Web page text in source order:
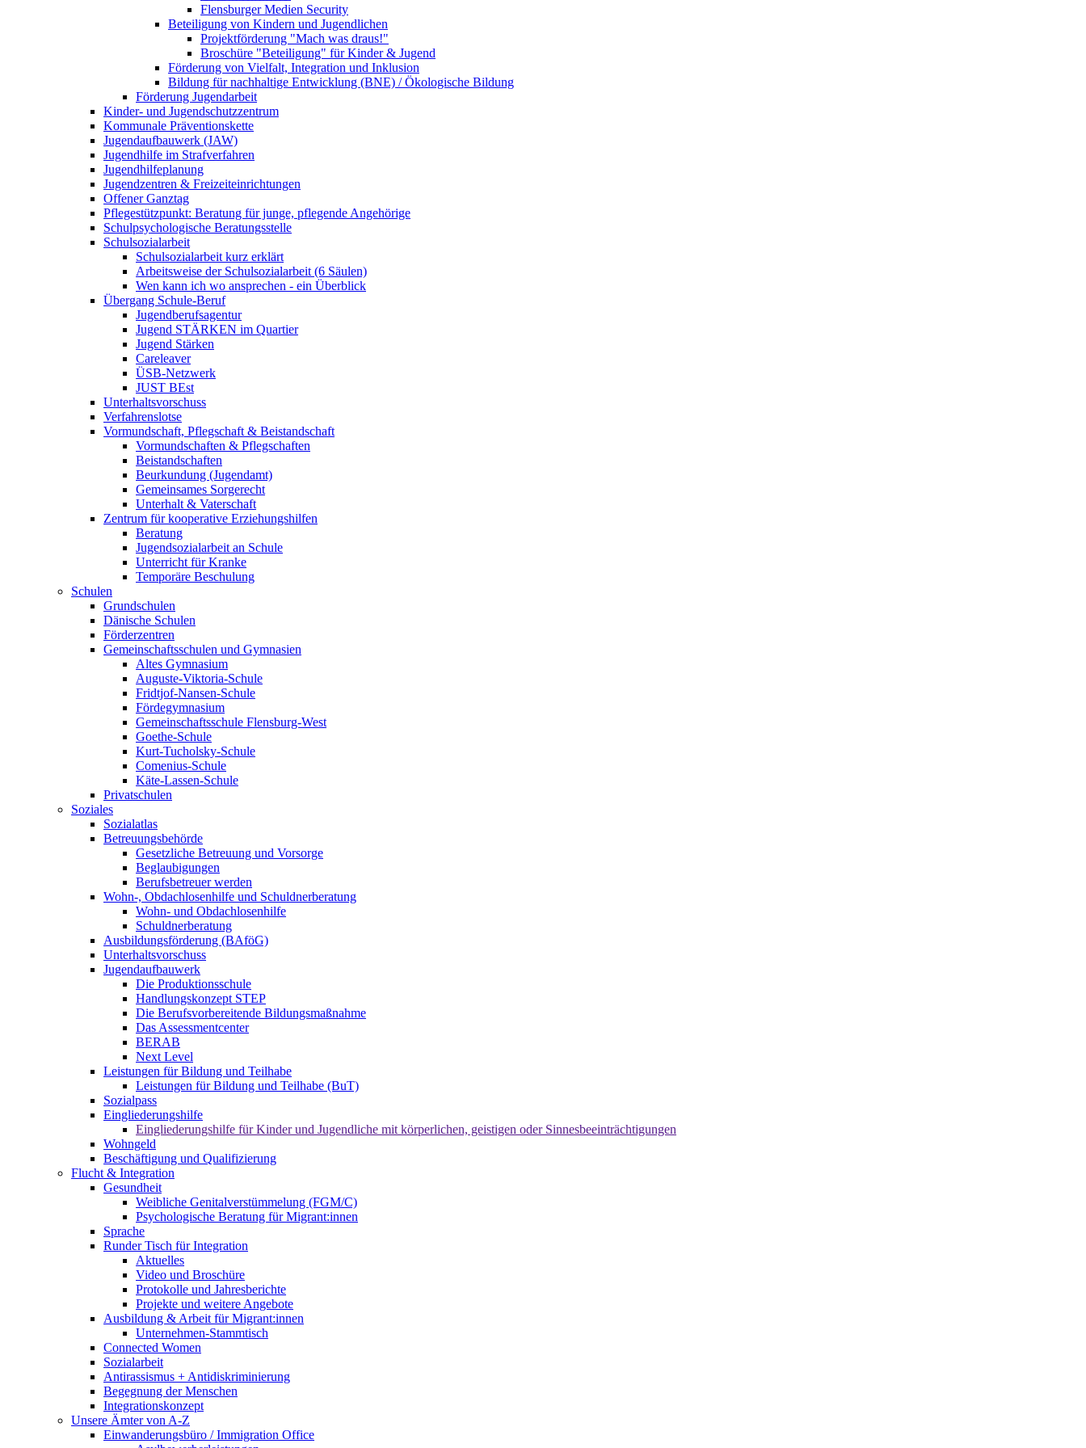
Flensburger Medien Security
Beteiligung von Kindern und Jugendlichen
Projektförderung "Mach was draus!"
Broschüre "Beteiligung" für Kinder & Jugend
Förderung von Vielfalt, Integration und Inklusion
Bildung für nachhaltige Entwicklung (BNE) / Ökologische Bildung
Förderung Jugendarbeit
Kinder- und Jugendschutzzentrum
Kommunale Präventionskette
Jugendaufbauwerk (JAW)
Jugendhilfe im Strafverfahren
Jugendhilfeplanung
Jugendzentren & Freizeiteinrichtungen
Offener Ganztag
Pflegestützpunkt: Beratung für junge, pflegende Angehörige
Schulpsychologische Beratungsstelle
Schulsozialarbeit
Schulsozialarbeit kurz erklärt
Arbeitsweise der Schulsozialarbeit (6 Säulen)
Wen kann ich wo ansprechen - ein Überblick
Übergang Schule-Beruf
Jugendberufsagentur
Jugend STÄRKEN im Quartier
Jugend Stärken
Careleaver
ÜSB-Netzwerk
JUST BEst
Unterhaltsvorschuss
Verfahrenslotse
Vormundschaft, Pflegschaft & Beistandschaft
Vormundschaften & Pflegschaften
Beistandschaften
Beurkundung (Jugendamt)
Gemeinsames Sorgerecht
Unterhalt & Vaterschaft
Zentrum für kooperative Erziehungshilfen
Beratung
Jugendsozialarbeit an Schule
Unterricht für Kranke
Temporäre Beschulung
Schulen
Grundschulen
Dänische Schulen
Förderzentren
Gemeinschaftsschulen und Gymnasien
Altes Gymnasium
Auguste-Viktoria-Schule
Fridtjof-Nansen-Schule
Fördegymnasium
Gemeinschaftsschule Flensburg-West
Goethe-Schule
Kurt-Tucholsky-Schule
Comenius-Schule
Käte-Lassen-Schule
Privatschulen
Soziales
Sozialatlas
Betreuungsbehörde
Gesetzliche Betreuung und Vorsorge
Beglaubigungen
Berufsbetreuer werden
Wohn-, Obdachlosenhilfe und Schuldnerberatung
Wohn- und Obdachlosenhilfe
Schuldnerberatung
Ausbildungsförderung (BAföG)
Unterhaltsvorschuss
Jugendaufbauwerk
Die Produktionsschule
Handlungskonzept STEP
Die Berufsvorbereitende Bildungsmaßnahme
Das Assessmentcenter
BERAB
Next Level
Leistungen für Bildung und Teilhabe
Leistungen für Bildung und Teilhabe (BuT)
Sozialpass
Eingliederungshilfe
Eingliederungshilfe für Kinder und Jugendliche mit körperlichen, geistigen oder Sinnesbeeinträchtigungen
Wohngeld
Beschäftigung und Qualifizierung
Flucht & Integration
Gesundheit
Weibliche Genitalverstümmelung (FGM/C)
Psychologische Beratung für Migrant:innen
Sprache
Runder Tisch für Integration
Aktuelles
Video und Broschüre
Protokolle und Jahresberichte
Projekte und weitere Angebote
Ausbildung & Arbeit für Migrant:innen
Unternehmen-Stammtisch
Connected Women
Sozialarbeit
Antirassismus + Antidiskriminierung
Begegnung der Menschen
Integrationskonzept
Unsere Ämter von A-Z
Einwanderungsbüro / Immigration Office